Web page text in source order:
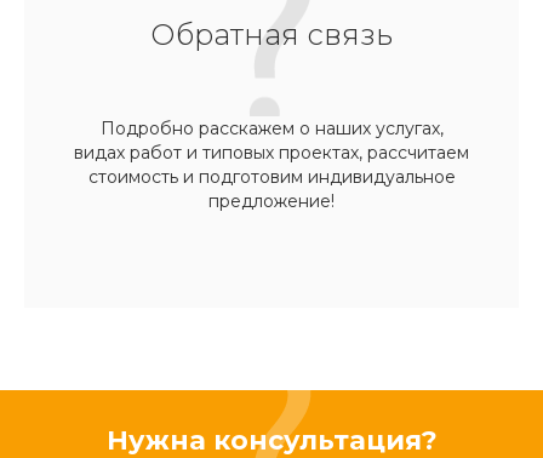
Обратная связь
Подробно расскажем о наших услугах,
видах работ и типовых проектах, рассчитаем
стоимость и подготовим индивидуальное
предложение!
Нужна консультация?